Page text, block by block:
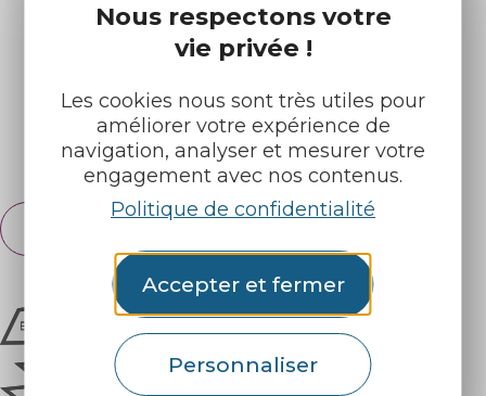
Nous respectons votre
vie privée !
Les cookies nous sont très utiles pour
améliorer votre expérience de
navigation, analyser et mesurer votre
engagement avec nos contenus.
Politique de confidentialité
Accepter et fermer
Personnaliser
Nos brochures
Météo
Retrouvez-nous sur :
Espace pro Partenaires